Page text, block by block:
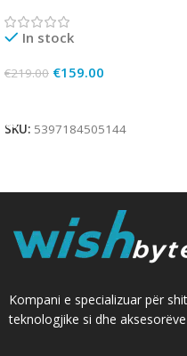
In stock
€219.00 €159.00
SKU: 5397184505144
Kompani e specializuar për
teknologjike si dhe